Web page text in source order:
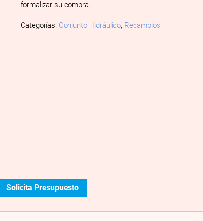
formalizar su compra.
Categorías: Conjunto Hidráulico, Recambios
Solicita Presupuesto